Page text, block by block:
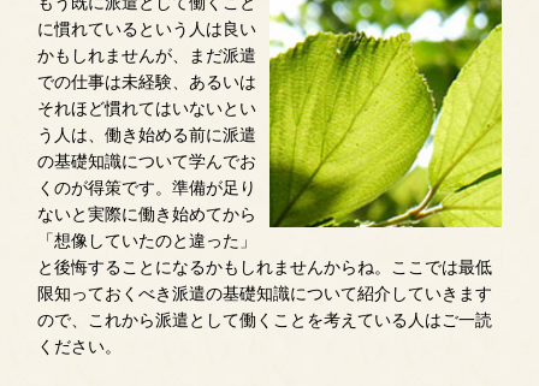
に慣れているという人は良い
かもしれませんが、まだ派遣
での仕事は未経験、あるいは
それほど慣れてはいないとい
う人は、働き始める前に派遣
の基礎知識について学んでお
くのが得策です。準備が足り
ないと実際に働き始めてから
「想像していたのと違った」
と後悔することになるかもしれませんからね。ここでは最低
限知っておくべき派遣の基礎知識について紹介していきます
ので、これから派遣として働くことを考えている人はご一読
ください。